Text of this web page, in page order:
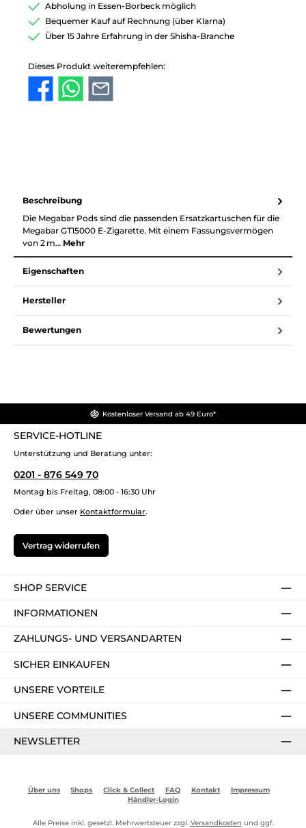
Abholung in Essen-Borbeck möglich
Bequemer Kauf auf Rechnung (über Klarna)
Über 15 Jahre Erfahrung in der Shisha-Branche
Dieses Produkt weiterempfehlen:
Beschreibung
Die Megabar Pods sind die passenden Ersatzkartuschen für die
Megabar GT15000 E-Zigarette. Mit einem Fassungsvermögen
von 2 m… Mehr
Eigenschaften
Hersteller
Bewertungen
Kostenloser Versand ab 49 Euro*
SERVICE-HOTLINE
Unterstützung und Beratung unter:
0201 - 876 549 70
Montag bis Freitag, 08:00 - 16:30 Uhr
Oder über unser Kontaktformular.
Vertrag widerrufen
SHOP SERVICE
INFORMATIONEN
ZAHLUNGS- UND VERSANDARTEN
SICHER EINKAUFEN
UNSERE VORTEILE
UNSERE COMMUNITIES
NEWSLETTER
Über uns Shops Click & Collect FAQ Kontakt
Impressum
Händler-Login
Alle Preise inkl. gesetzl. Mehrwertsteuer zzgl. Versandkosten und ggf.